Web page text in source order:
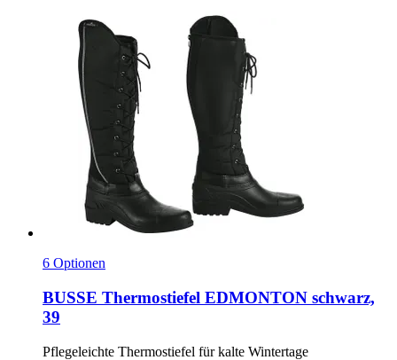
6 Optionen
BUSSE Thermostiefel EDMONTON schwarz,
39
Pflegeleichte Thermostiefel für kalte Wintertage